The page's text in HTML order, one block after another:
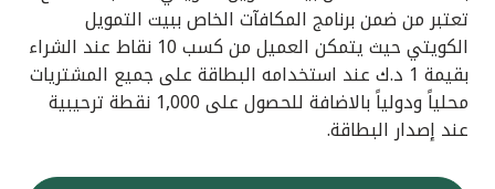
تعتبر من ضمن برنامج المكافآت الخاص ببيت التمويل
الكويتي حيث يتمكن العميل من كسب 10 نقاط عند الشراء
بقيمة 1 د.ك عند استخدامه البطاقة على جميع المشتريات
محلياً ودولياً بالاضافة للحصول على 1,000 نقطة ترحيبية
عند إصدار البطاقة.